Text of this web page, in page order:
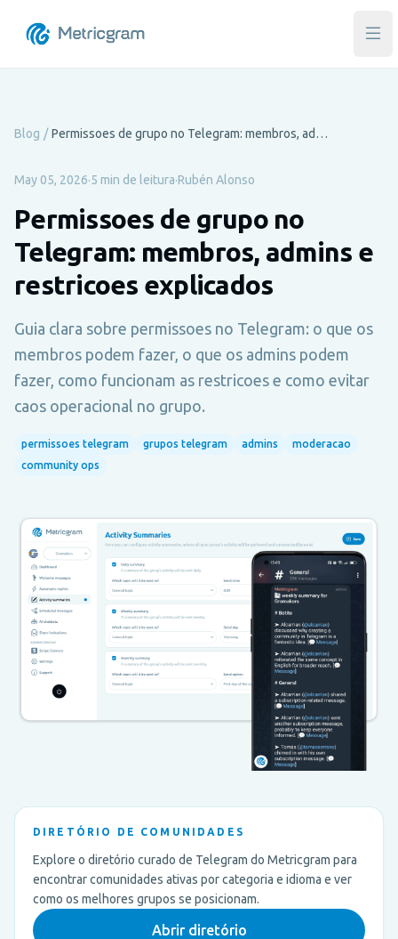
Blog / Permissoes de grupo no Telegram: membros, admins e restricoes explicados
May 05, 2026·5 min de leitura·Rubén Alonso
Permissoes de grupo no
Telegram: membros, admins e
restricoes explicados
Guia clara sobre permissoes no Telegram: o que os
membros podem fazer, o que os admins podem
fazer, como funcionam as restricoes e como evitar
caos operacional no grupo.
permissoes telegram grupos telegram admins
moderacao
community ops
DIRETÓRIO DE COMUNIDADES
Explore o diretório curado de Telegram do Metricgram para
encontrar comunidades ativas por categoria e idioma e ver
como os melhores grupos se posicionam.
Abrir diretório